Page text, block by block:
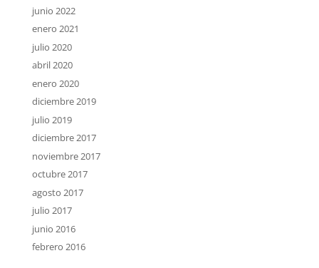
junio 2022
enero 2021
julio 2020
abril 2020
enero 2020
diciembre 2019
julio 2019
diciembre 2017
noviembre 2017
octubre 2017
agosto 2017
julio 2017
junio 2016
febrero 2016